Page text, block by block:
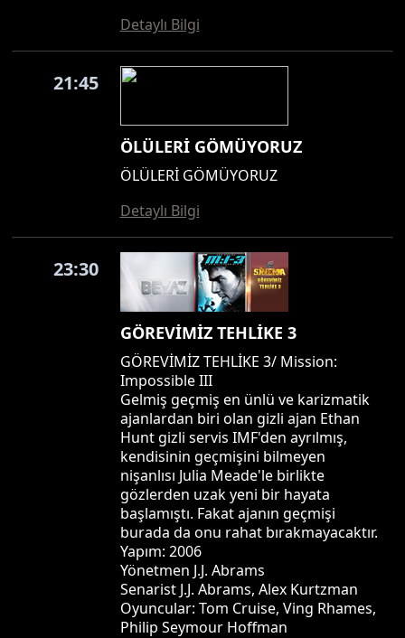
Detaylı Bilgi
21:45
ÖLÜLERİ GÖMÜYORUZ
ÖLÜLERİ GÖMÜYORUZ
Detaylı Bilgi
23:30
GÖREVİMİZ TEHLİKE 3
GÖREVİMİZ TEHLİKE 3/ Mission:
Impossible III
Gelmiş geçmiş en ünlü ve karizmatik
ajanlardan biri olan gizli ajan Ethan
Hunt gizli servis IMF'den ayrılmış,
kendisinin geçmişini bilmeyen
nişanlısı Julia Meade'le birlikte
gözlerden uzak yeni bir hayata
başlamıştı. Fakat ajanın geçmişi
burada da onu rahat bırakmayacaktır.
Yapım: 2006
Yönetmen J.J. Abrams
Senarist J.J. Abrams, Alex Kurtzman
Oyuncular: Tom Cruise, Ving Rhames,
Philip Seymour Hoffman